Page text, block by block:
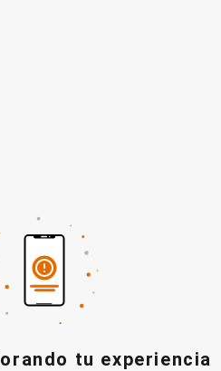
tu experiencia